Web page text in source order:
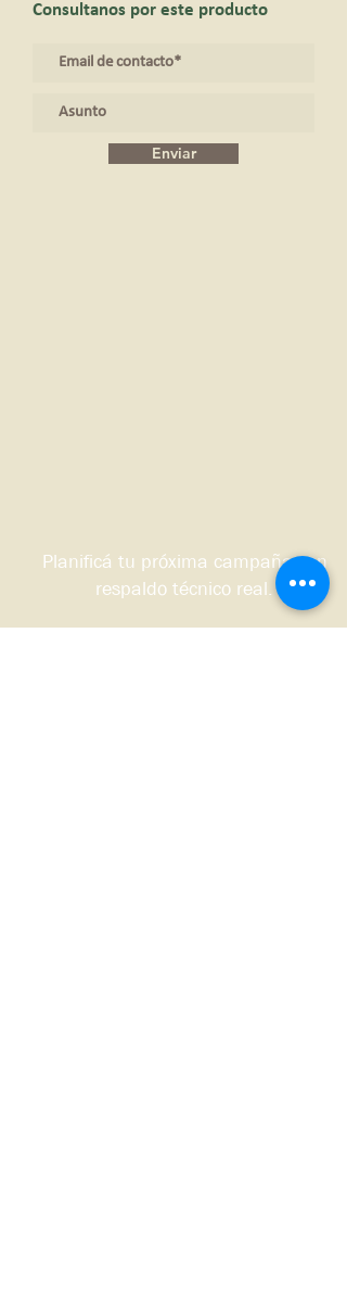
Consultanos por este producto
Enviar
Planificá tu próxima campaña con
respaldo técnico real.